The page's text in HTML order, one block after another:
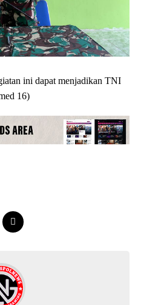
ini dapat menjadikan TNI
16)